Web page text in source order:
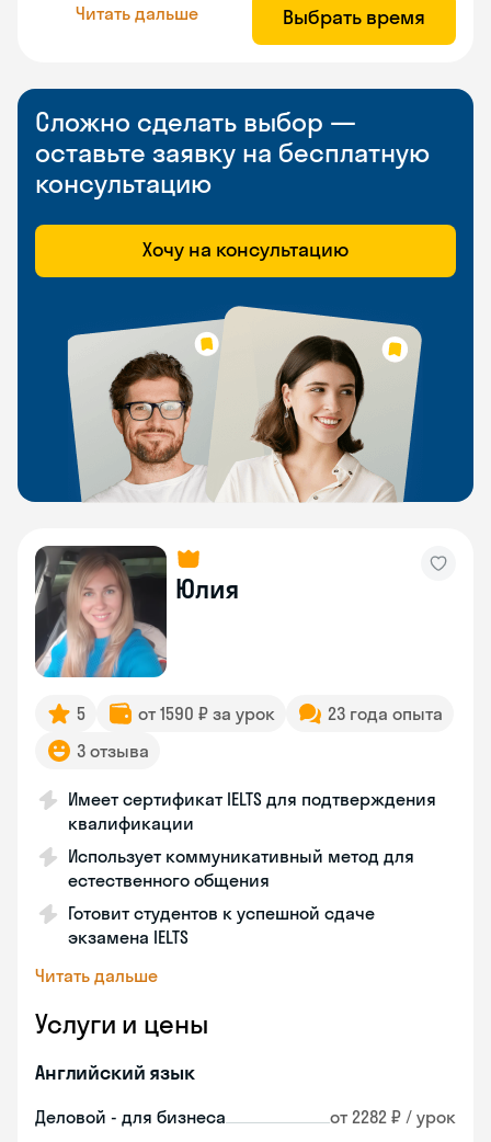
Читать дальше Выбрать время
Сложно сделать выбор —
оставьте заявку на бесплатную
консультацию
Хочу на консультацию
Юлия
5 от 1590 ₽ за урок
23 года опыта
3 отзыва
Имеет сертификат IELTS для подтверждения
квалификации
Использует коммуникативный метод для
естественного общения
Готовит студентов к успешной сдаче
экзамена IELTS
Читать дальше
Услуги и цены
Английский язык
Деловой - для бизнеса от 2282 ₽ / урок